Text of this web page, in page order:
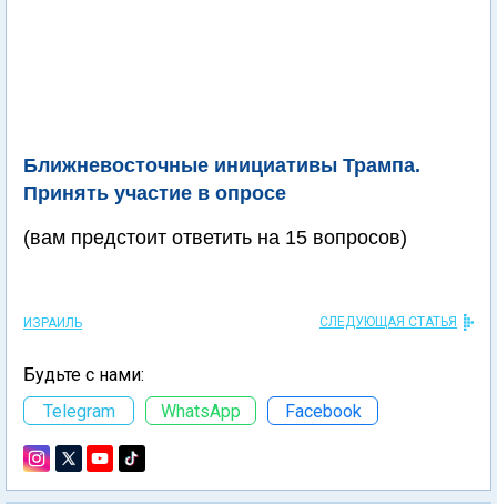
Ближневосточные инициативы Трампа.
Принять участие в опросе
(вам предстоит ответить на 15 вопросов)
ИЗРАИЛЬ СЛЕДУЮЩАЯ СТАТЬЯ
Будьте с нами:
Telegram
WhatsApp Facebook